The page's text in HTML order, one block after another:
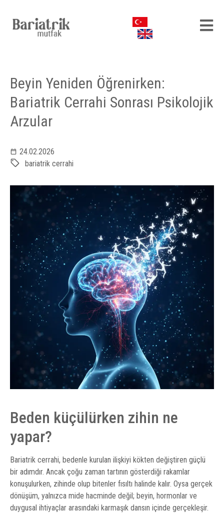
Beyin Yeniden Öğrenirken:
Bariatrik Cerrahi Sonrası Psikolojik
Arzular
24.02.2026
bariatrik cerrahi
Beden küçülürken zihin ne
yapar?
Bariatrik cerrahi, bedenle kurulan ilişkiyi kökten değiştiren güçlü
bir adımdır. Ancak çoğu zaman tartının gösterdiği rakamlar
konuşulurken, zihinde olup bitenler fısıltı halinde kalır. Oysa gerçek
dönüşüm, yalnızca mide hacminde değil; beyin, hormonlar ve
duygusal ihtiyaçlar arasındaki karmaşık dansın içinde gerçekleşir.